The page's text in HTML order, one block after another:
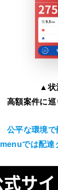
▲状
高額案件に巡
公平な環境
menuでは配達